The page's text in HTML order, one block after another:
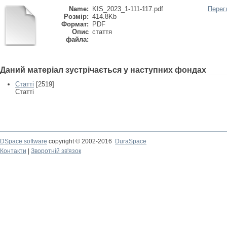
Name:
KIS_2023_1-111-117.pdf
Розмір: 414.8Kb
Формат:
PDF
Опис
файла:
стаття
Даний матеріал зустрічається у наступних фондах
Статті [2519]
Статті
DSpace software copyright © 2002-2016
DuraSpace
Контакти
Зворотній зв'язок